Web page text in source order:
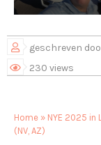
geschreven
230 views
Home » NYE 2025 in
(NV, AZ)